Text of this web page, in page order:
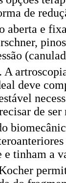
de
aberta e
. A
deve
de
e tinham a